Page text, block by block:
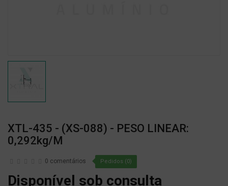
XTL-435 - (XS-088) - PESO LINEAR:
0,292kg/m
0 comentários Pedidos (0)
Disponível sob consulta